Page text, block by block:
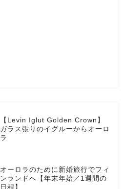
【Levin Iglut Golden Crown】
ガラス張りのイグルーからオーロ
ラ
オーロラのために新婚旅行でフィ
ンランドへ【年末年始／1週間の
日程】
HOTEL
TRAVEL